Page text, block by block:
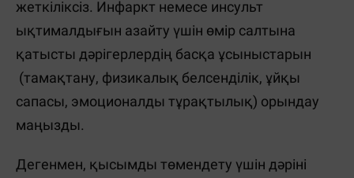
жеткіліксіз. Инфаркт немесе инсульт
ықтималдығын азайту үшін өмір салтына
қатысты дәрігерлердің басқа ұсыныстарын
(тамақтану, физикалық белсенділік, ұйқы
сапасы, эмоционалды тұрақтылық) орындау
маңызды.
Дегенмен, қысымды төмендету үшін дәріні